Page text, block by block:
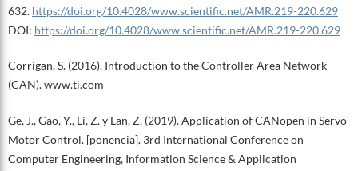
632. https://doi.org/10.4028/www.scientific.net/AMR.219-220.629
DOI: https://doi.org/10.4028/www.scientific.net/AMR.219-220.629
Corrigan, S. (2016). Introduction to the Controller Area Network
(CAN). www.ti.com
Ge, J., Gao, Y., Li, Z. y Lan, Z. (2019). Application of CANopen in Servo
Motor Control. [ponencia]. 3rd International Conference on
Computer Engineering, Information Science & Application